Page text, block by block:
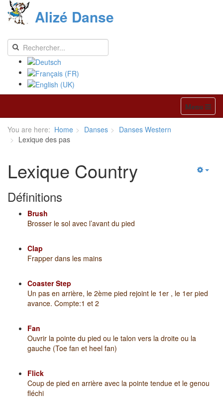
Alizé Danse
Menu
You are here: Home Danses
Danses Western
Lexique des pas
Lexique Country
Définitions
Brush
Brosser le sol avec l’avant du pied
Clap
Frapper dans les mains
Coaster Step
Un pas en arrière, le 2ème pied rejoint le 1er , le 1er pied
avance. Compte:1 et 2
Fan
Ouvrir la pointe du pied ou le talon vers la droite ou la
gauche (Toe fan et heel fan)
Flick
Coup de pied en arrière avec la pointe tendue et le genou
fléchi